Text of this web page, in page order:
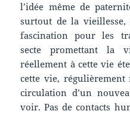
l’idée même de
surtout de la vieillesse,
fascination pour les
secte promettant la
réellement à cette vie
cette vie,
circulation d’un
voir. Pas de contacts